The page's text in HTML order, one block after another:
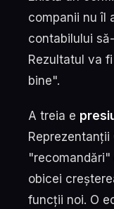
companii nu îl
contabilului
Rezultatul va
bine".
A treia e
"recomandări"
obicei
funcții noi. O